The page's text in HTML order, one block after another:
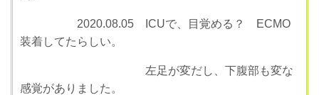
2020.08.05 ICUで、目覚める？ ECMO
装着してたらしい。
左足が変だし、下腹部も変な
感覚がありました。